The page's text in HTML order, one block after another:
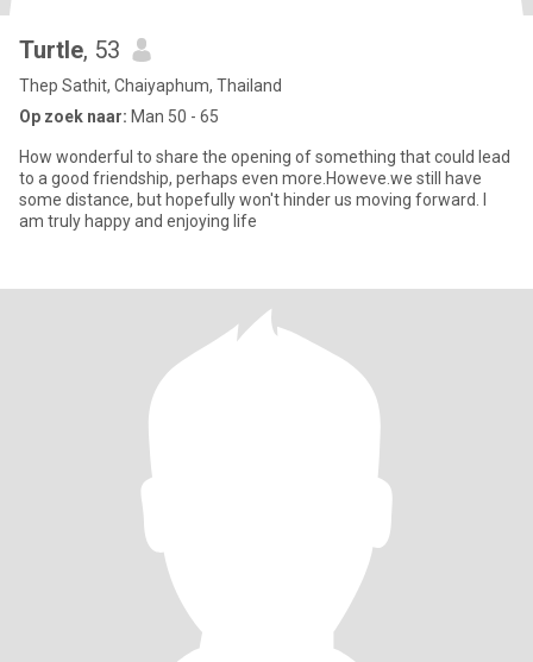
Turtle, 53
Thep Sathit, Chaiyaphum, Thailand
Op zoek naar: Man 50 - 65
How wonderful to share the opening of something that could lead
to a good friendship, perhaps even more.Howeve.we still have
some distance, but hopefully won't hinder us moving forward. I
am truly happy and enjoying life